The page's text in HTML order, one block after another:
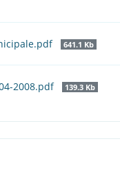
641.1 Kb
2008.pdf 139.3 Kb